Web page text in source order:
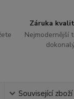
Záruka
Nejmodernější
Související zboží